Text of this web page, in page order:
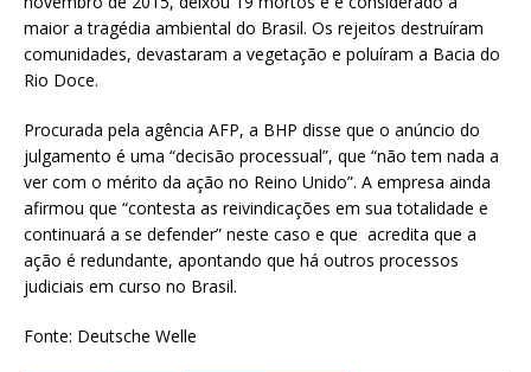
maior a tragédia ambiental do Brasil. Os rejeitos destruíram
comunidades, devastaram a vegetação e poluíram a Bacia do
Rio Doce.
Procurada pela agência AFP, a BHP disse que o anúncio do
julgamento é uma “decisão processual”, que “não tem nada a
ver com o mérito da ação no Reino Unido”. A empresa ainda
afirmou que “contesta as reivindicações em sua totalidade e
continuará a se defender” neste caso e que acredita que a
ação é redundante, apontando que há outros processos
judiciais em curso no Brasil.
Fonte: Deutsche Welle